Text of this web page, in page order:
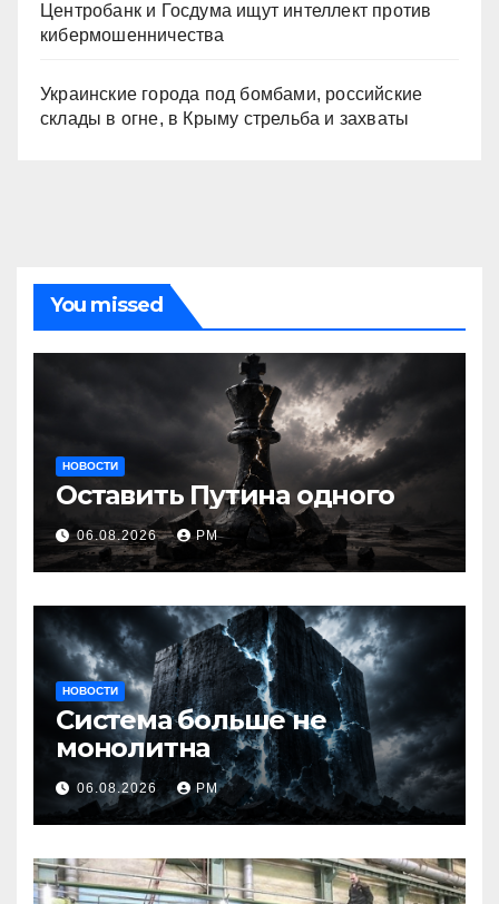
Центробанк и Госдума ищут интеллект против
кибермошенничества
Украинские города под бомбами, российские
склады в огне, в Крыму стрельба и захваты
You missed
НОВОСТИ
Оставить Путина одного
06.08.2026 РМ
НОВОСТИ
Система больше не
монолитна
06.08.2026 РМ